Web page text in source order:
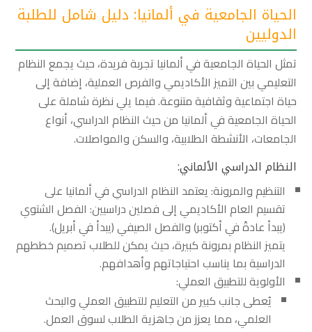
الحياة الجامعية في ألمانيا: دليل شامل للطلبة
الدوليين
تمثل الحياة الجامعية في ألمانيا تجربة فريدة، حيث يجمع النظام
التعليمي بين التميز الأكاديمي والفرص العملية، إضافة إلى
حياة اجتماعية وثقافية متنوعة. فيما يلي نظرة شاملة على
الحياة الجامعية في ألمانيا من حيث النظام الدراسي، أنواع
الجامعات، الأنشطة الطلابية، والسكن والمواصلات.
النظام الدراسي الألماني:
التنظيم والمرونة: يعتمد النظام الدراسي في ألمانيا على
تقسيم العام الأكاديمي إلى فصلين دراسيين: الفصل الشتوي
(يبدأ عادةً في أكتوبر) والفصل الصيفي (يبدأ في أبريل).
يتميز النظام بمرونة كبيرة، حيث يمكن للطلاب تصميم خططهم
الدراسية بما يناسب احتياجاتهم وأهدافهم.
الأولوية للتطبيق العملي:
يُعطى جانب كبير من التعليم للتطبيق العملي والبحث
العلمي، مما يعزز من جاهزية الطلاب لسوق العمل.